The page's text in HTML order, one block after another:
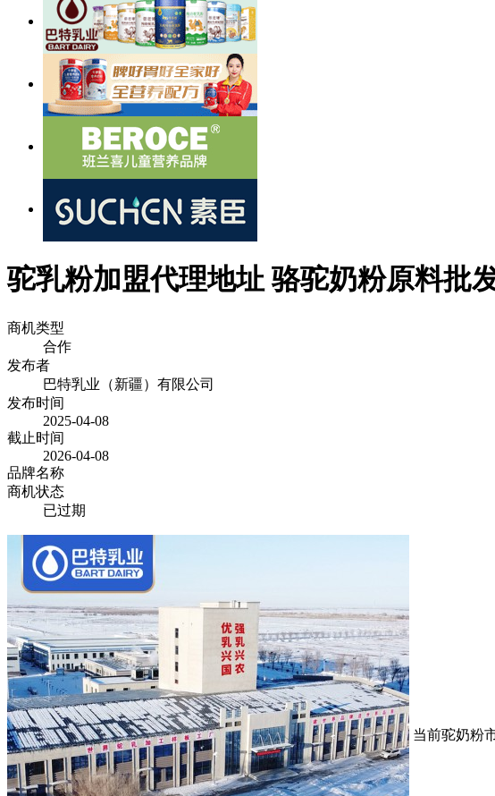
驼乳粉加盟代理地址 骆驼奶粉原料批
商机类型
合作
发布者
巴特乳业（新疆）有限公司
发布时间
2025-04-08
截止时间
2026-04-08
品牌名称
商机状态
已过期
当前驼奶粉